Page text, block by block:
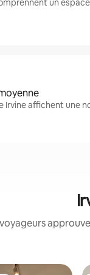
un
Irvine affichent une
voyageurs